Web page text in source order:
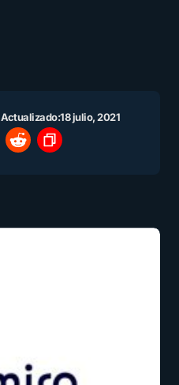
Actualizado:18 julio, 2021